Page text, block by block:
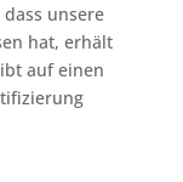
dass unsere
hat, erhält
auf einen